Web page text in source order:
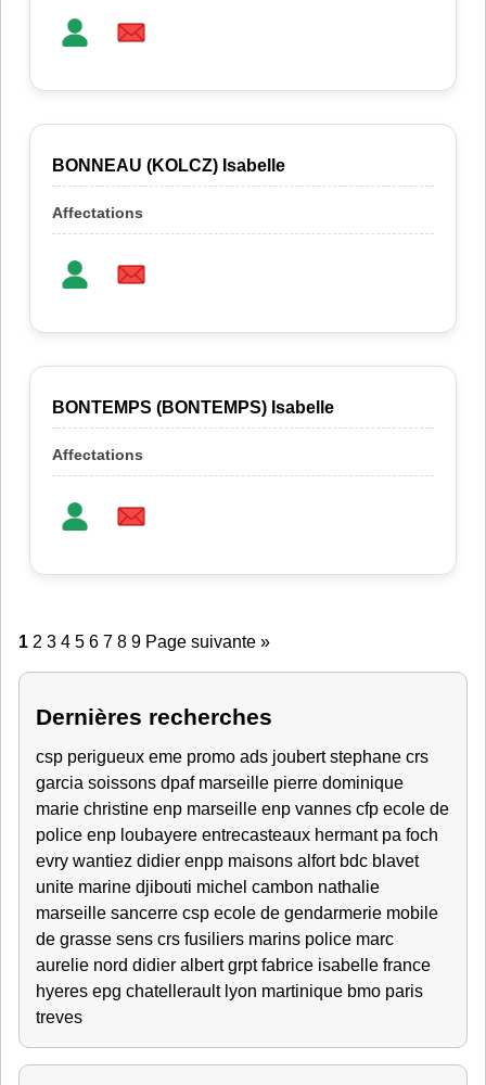
BONNEAU (KOLCZ) Isabelle
BONTEMPS (BONTEMPS) Isabelle
1 2 3 4 5 6 7 8 9 Page suivante »
Dernières recherches
csp perigueux eme promo ads joubert stephane crs
garcia soissons dpaf marseille pierre dominique
marie christine enp marseille enp vannes cfp ecole de
police enp loubayere entrecasteaux hermant pa foch
evry wantiez didier enpp maisons alfort bdc blavet
unite marine djibouti michel cambon nathalie
marseille sancerre csp ecole de gendarmerie mobile
de grasse sens crs fusiliers marins police marc
aurelie nord didier albert grpt fabrice isabelle france
hyeres epg chatellerault lyon martinique bmo paris
treves